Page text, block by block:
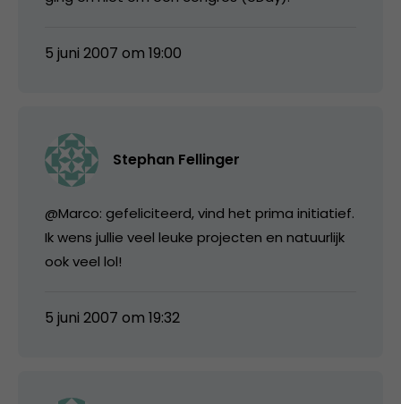
5 juni 2007 om 19:00
Stephan Fellinger
@Marco: gefeliciteerd, vind het prima initiatief.
Ik wens jullie veel leuke projecten en natuurlijk
ook veel lol!
5 juni 2007 om 19:32